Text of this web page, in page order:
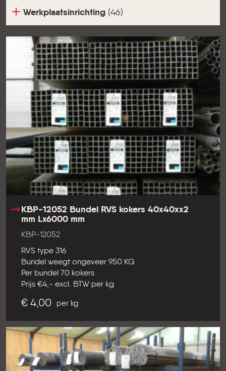
Werkplaatsinrichting (46)
KBP-12052 Bundel RVS kokers 40x40xx2
mm Lx6000 mm
KBP-12052
RVS type 316
Bundel weegt ongeveer 950 KG
Per bundel 70 kokers
Prijs €4,- excl. BTW per kg
€ 4,00 per kg